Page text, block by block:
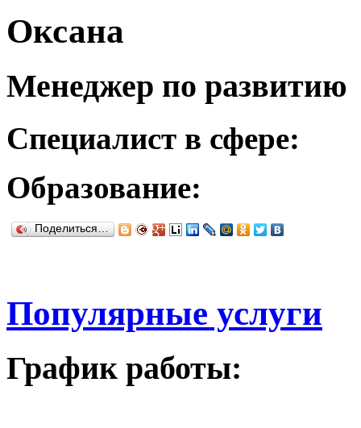
Оксана
Менеджер по развитию
Специалист в сфере:
Образование:
Поделиться…
Популярные услуги
График работы: